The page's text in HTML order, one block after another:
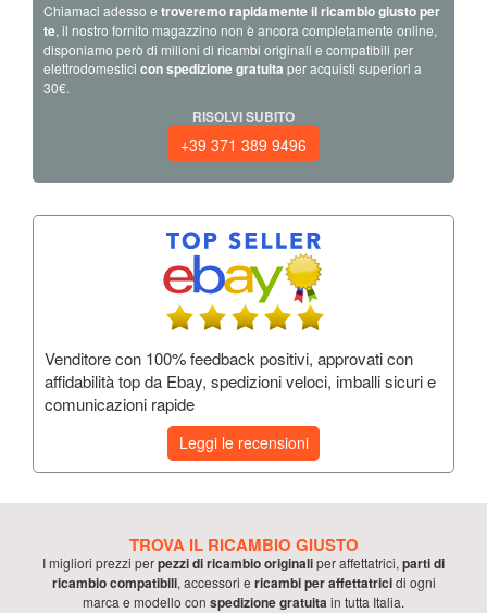
Chiamaci adesso e troveremo rapidamente il ricambio giusto per
te, il nostro fornito magazzino non è ancora completamente online,
disponiamo però di milioni di ricambi originali e compatibili per
elettrodomestici con spedizione gratuita per acquisti superiori a
30€.
RISOLVI SUBITO
+39 371 389 9496
Venditore con 100% feedback positivi, approvati con
affidabilità top da Ebay, spedizioni veloci, imballi sicuri e
comunicazioni rapide
Leggi le recensioni
TROVA IL RICAMBIO GIUSTO
I migliori prezzi perpezzi di ricambio originaliperaffettatrici, parti di
ricambio compatibili, accessori e ricambi peraffettatricidi ogni
marca e modello con spedizione gratuitain tutta Italia.